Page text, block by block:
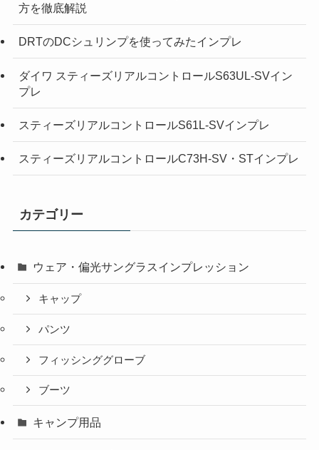
方を徹底解説
DRTのDCシュリンプを使ってみたインプレ
ダイワ スティーズリアルコントロールS63UL-SVイン
プレ
スティーズリアルコントロールS61L-SVインプレ
スティーズリアルコントロールC73H-SV・STインプレ
カテゴリー
ウェア・偏光サングラスインプレッション
キャップ
パンツ
フィッシンググローブ
ブーツ
キャンプ用品